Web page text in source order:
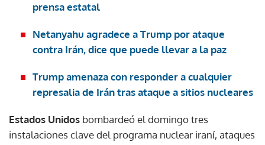
prensa estatal
Netanyahu agradece a Trump por ataque
contra Irán, dice que puede llevar a la paz
Trump amenaza con responder a cualquier
represalia de Irán tras ataque a sitios nucleares
Estados Unidos bombardeó el domingo tres
instalaciones clave del programa nuclear iraní, ataques